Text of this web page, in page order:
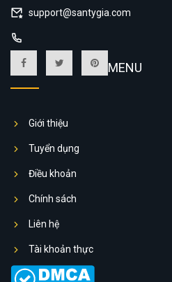
support@santygia.com
MENU
Giới thiệu
Tuyển dụng
Điều khoản
Chính sách
Liên hệ
Tài khoản thực